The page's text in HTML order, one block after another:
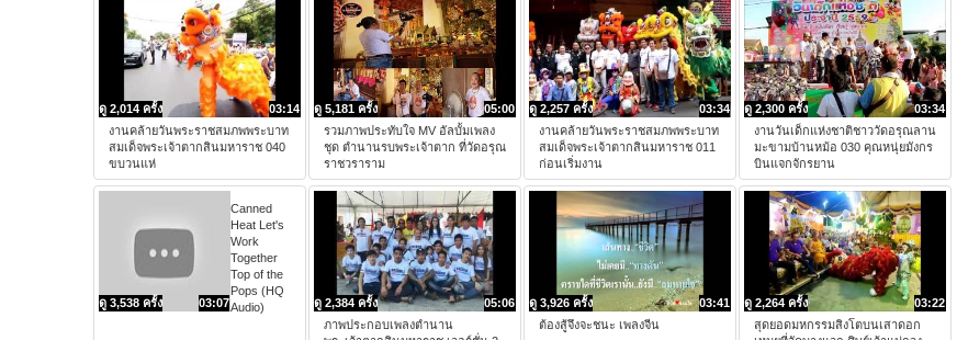
03:14
ดู 2,014 ครั้ง
งานคล้ายวันพระราชสมภพพระบาท
สมเด็จพระเจ้าตากสินมหาราช 040
ขบวนแห่
05:00
ดู 5,181 ครั้ง
รวมภาพประทับใจ MV อัลบั้มเพลง
ชุด ตำนานรบพระเจ้าตาก ที่วัดอรุณ
ราชวราราม
03:34
ดู 2,257 ครั้ง
งานคล้ายวันพระราชสมภพพระบาท
สมเด็จพระเจ้าตากสินมหาราช 011
ก่อนเริ่มงาน
03:34
ดู 2,300 ครั้ง
งานวันเด็กแห่งชาติชาววัดอรุณลาน
มะขามบ้านหม้อ 030 คุณหนุ่ยมังกร
บินแจกจักรยาน
03:07
ดู 3,538 ครั้ง
Canned
Heat Let's
Work
Together
Top of the
Pops (HQ
Audio)
05:06
ดู 2,384 ครั้ง
ภาพประกอบเพลงตำนาน
03:41
ดู 3,926 ครั้ง
ต้องสู้จึงจะชนะ เพลงจีน
03:22
ดู 2,264 ครั้ง
สุดยอดมหกรรมสิงโตบนเสาดอก